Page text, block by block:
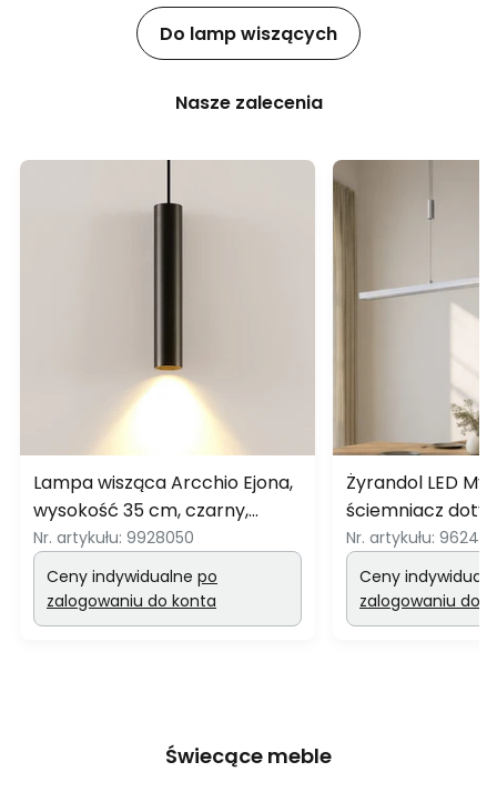
Do lamp wiszących
Nasze zalecenia
Lampa wisząca Arcchio Ejona,
wysokość 35 cm, czarny,
aluminium
Nr. artykułu: 9928050
Ceny indywidualne po
zalogowaniu do konta
Żyrandol LED
ściemniacz
aluminium
Nr. artykułu:
Ceny
zalogowaniu do
Świecące meble